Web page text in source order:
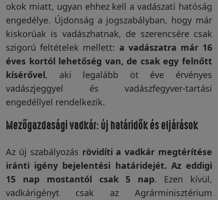
Kiegészítők
Garanciáink
Szakértői
blog
Légy
viszonteladó!
okok miatt, ugyan ehhez kell a vadászati hatóság
engedélye. Újdonság a jogszabályban, hogy már
kiskorúak is vadászhatnak, de szerencsére csak
szigorú feltételek mellett: a vadászatra már 16
éves kortól lehetőség van, de csak egy felnőtt
kísérővel, aki legalább öt éve érvényes
vadászjeggyel és vadászfegyver-tartási
engedéllyel rendelkezik.
Mezőgazdasági vadkár: új határidők és eljárások
Az új szabályozás rövidíti a vadkár megtérítése
iránti igény bejelentési határidejét. Az eddigi
15 nap mostantól csak 5 nap. Ezen kívül,
vadkárigényt csak az Agrárminisztérium